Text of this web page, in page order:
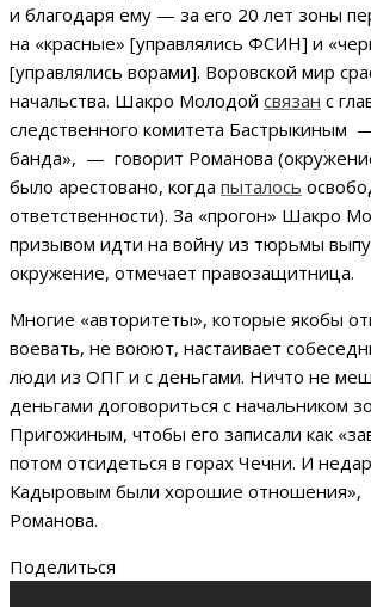
и благодаря ему — за его 20 лет зоны
на «красные» [управлялись ФСИН] и
[управлялись ворами]. Воровской мир
начальства. Шакро Молодой связан с
следственного комитета Бастрыкиным
банда», — говорит Романова
было арестовано, когда пыталось
ответственности). За «прогон» Шакро
призывом идти на войну из тюрьмы
окружение, отмечает правозащитница.
Многие «авторитеты», которые якобы
воевать, не воюют, настаивает
люди из ОПГ и с деньгами. Ничто не
деньгами договориться с начальником
Пригожиным, чтобы его записали как
потом отсидеться в горах Чечни. И
Кадыровым были хорошие
Романова.
Поделиться